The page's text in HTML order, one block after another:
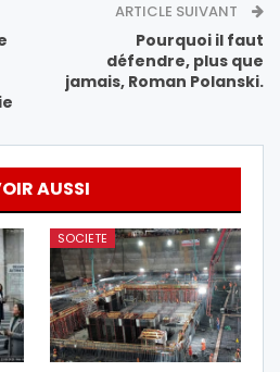
ARTICLE SUIVANT
Pourquoi il faut
défendre, plus que
jamais, Roman Polanski.
AUSSI
SOCIETE